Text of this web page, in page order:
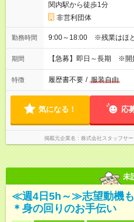
関内駅から徒歩1分
非営利団体
勤務時間 9:00～18:00 ※残業はほ
期間 【急募】即日～長期 ※開
特徴 履歴書不要 / 服装自由
気になる！ 応
掲載元企業名 株式会社スタッフサ
未
≪週4日5h～≫志望動機も
＊身の回りのお手伝い